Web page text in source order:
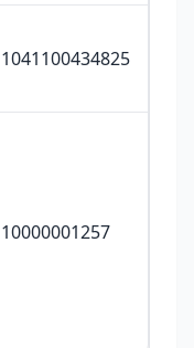
1041100434825
10000001257